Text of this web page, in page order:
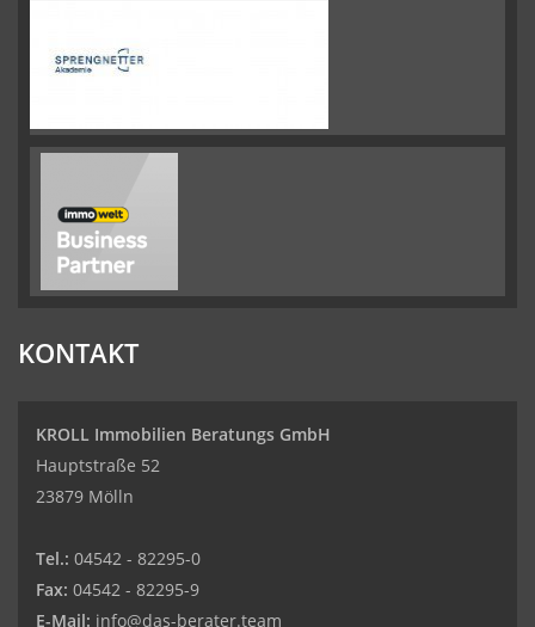
KONTAKT
KROLL Immobilien Beratungs GmbH
Hauptstraße 52
23879 Mölln
Tel.: 04542 - 82295-0
Fax: 04542 - 82295-9
E-Mail: info@das-berater.team